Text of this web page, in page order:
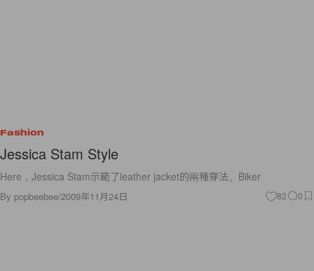
Fashion
Jessica Stam Style
Here，Jessica Stam示範了leather jacket的兩種穿法。Biker
By popbeebee/2009年11月24日 82 0